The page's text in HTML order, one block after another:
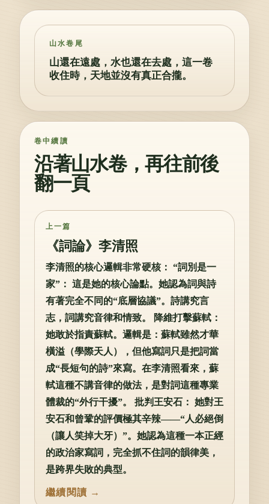
山水卷尾
山還在遠處，水也還在去處，這一卷
收住時，天地並沒有真正合攏。
卷中續讀
沿著山水卷，再往前後
翻一頁
上一篇
《詞論》李清照
李清照的核心邏輯非常硬核： “詞別是一
家”： 這是她的核心論點。她認為詞與詩
有著完全不同的“底層協議”。詩講究言
志，詞講究音律和情致。 降維打擊蘇軾：
她敢於指責蘇軾。邏輯是：蘇軾雖然才華
橫溢（學際天人），但他寫詞只是把詞當
成“長短句的詩”來寫。在李清照看來，蘇
軾這種不講音律的做法，是對詞這種專業
體裁的“外行干擾”。 批判王安石： 她對王
安石和曾鞏的評價極其辛辣——“人必絕倒
（讓人笑掉大牙）”。她認為這種一本正經
的政治家寫詞，完全抓不住詞的韻律美，
是跨界失敗的典型。